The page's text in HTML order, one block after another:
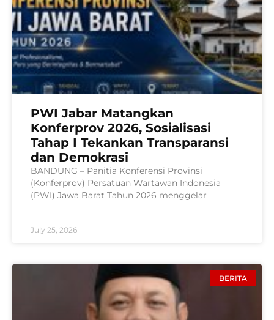
PWI Jabar Matangkan
Konferprov 2026, Sosialisasi
Tahap I Tekankan Transparansi
dan Demokrasi
BANDUNG – Panitia Konferensi Provinsi
(Konferprov) Persatuan Wartawan Indonesia
(PWI) Jawa Barat Tahun 2026 menggelar
July 25, 2026
BERITA